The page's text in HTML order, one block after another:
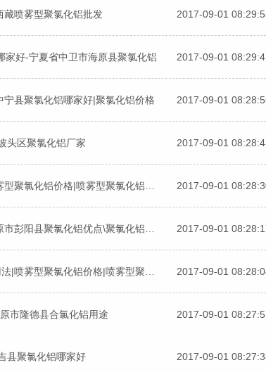
藏喷雾型聚氯化铝批发 2017-09-01
好-宁夏省中卫市海原县聚氯化铝 2017-09-01
县聚氯化铝哪家好|聚氯化铝价格 2017-09-01
头区聚氯化铝厂家 2017-09-01
2017-09-01
2017-09-01
2017-09-01
市隆德县合氯化铝用途 2017-09-01
县聚氯化铝哪家好 2017-09-01